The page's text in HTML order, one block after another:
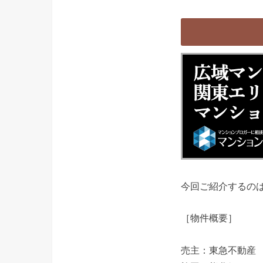
今回ご紹介するの
［物件概要］
売主：東急不動産